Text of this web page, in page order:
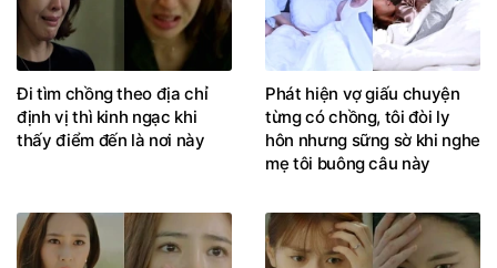
Đi tìm chồng theo địa chỉ
định vị thì kinh ngạc khi
thấy điểm đến là nơi này
Phát hiện vợ giấu chuyện
từng có chồng, tôi đòi ly
hôn nhưng sững sờ khi nghe
mẹ tôi buông câu này